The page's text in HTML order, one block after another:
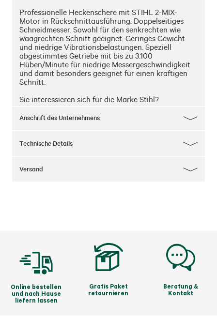
Professionelle Heckenschere mit STIHL 2-MIX-
Motor in Rückschnittausführung. Doppelseitiges
Schneidmesser. Sowohl für den senkrechten wie
waagrechten Schnitt geeignet. Geringes Gewicht
und niedrige Vibrationsbelastungen. Speziell
abgestimmtes Getriebe mit bis zu 3.100
Hüben/Minute für niedrige Messergeschwindigkeit
und damit besonders geeignet für einen kräftigen
Schnitt.
Anschrift des Unternehmens
Technische Details
Versand
Online bestellen
und nach Hause
liefern lassen
Gratis Paket
retournieren
Beratung &
Kontakt